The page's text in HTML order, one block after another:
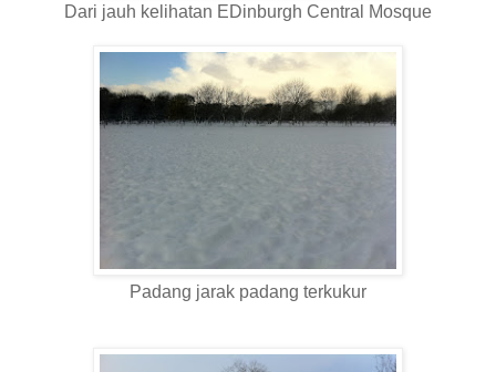
Dari jauh kelihatan EDinburgh Central Mosque
Padang jarak padang terkukur